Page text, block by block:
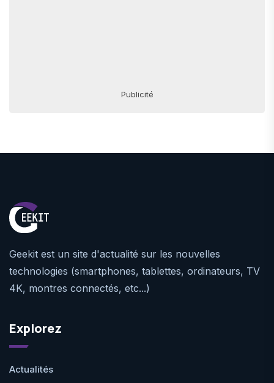
Publicité
Geekit est un site d'actualité sur les nouvelles
technologies (smartphones, tablettes, ordinateurs, TV
4K, montres connectés, etc...)
Explorez
Actualités